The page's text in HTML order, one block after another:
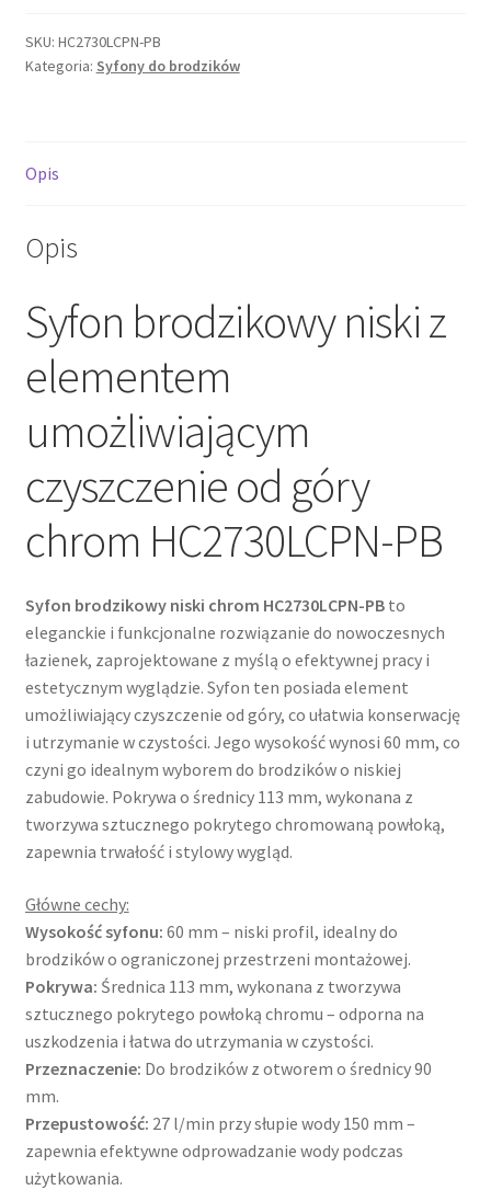
SKU: HC2730LCPN-PB
Kategoria: Syfony do brodzików
Opis
Opis
Syfon brodzikowy niski z
elementem
umożliwiającym
czyszczenie od góry
chrom HC2730LCPN-PB
Syfon brodzikowy niski chrom HC2730LCPN-PBto
eleganckie i funkcjonalne rozwiązanie do nowoczesnych
łazienek, zaprojektowane z myślą o efektywnej pracy i
estetycznym wyglądzie. Syfon ten posiada element
umożliwiający czyszczenie od góry, co ułatwia konserwację
i utrzymanie w czystości. Jego wysokość wynosi 60 mm, co
czyni go idealnym wyborem do brodzików o niskiej
zabudowie. Pokrywa o średnicy 113 mm, wykonana z
tworzywa sztucznego pokrytego chromowaną powłoką,
zapewnia trwałość i stylowy wygląd.
Główne cechy:
Wysokość syfonu: 60 mm – niski profil, idealny do
brodzików o ograniczonej przestrzeni montażowej.
Pokrywa: Średnica 113 mm, wykonana z tworzywa
sztucznego pokrytego powłoką chromu – odporna na
uszkodzenia i łatwa do utrzymania w czystości.
Przeznaczenie: Do brodzików z otworem o średnicy 90
mm.
Przepustowość: 27 l/min przy słupie wody 150 mm –
zapewnia efektywne odprowadzanie wody podczas
użytkowania.